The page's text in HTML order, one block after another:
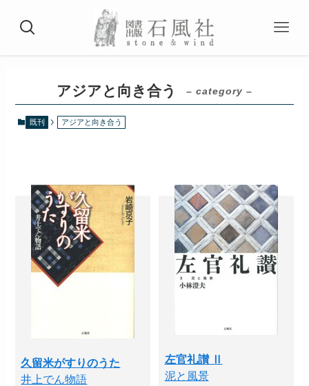
アジアと向き合う – category –
既刊 アジアと向き合う
久留米がすりのうた
井上でん物語
左官礼讃 Ⅱ
泥と風景